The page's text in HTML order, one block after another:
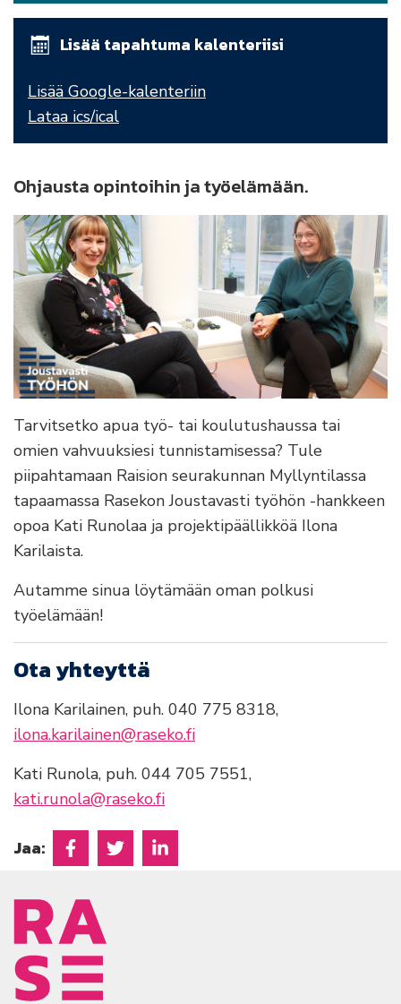
Lisää tapahtuma kalenteriisi
Lisää Google-kalenteriin
Lataa ics/ical
Ohjausta opintoihin ja työelämään.
Tarvitsetko apua työ- tai koulutushaussa tai
omien vahvuuksiesi tunnistamisessa? Tule
piipahtamaan Raision seurakunnan Myllyntilassa
tapaamassa Rasekon Joustavasti työhön -hankkeen
opoa Kati Runolaa ja projektipäällikköä Ilona
Karilaista.
Autamme sinua löytämään oman polkusi
työelämään!
Ota yhteyttä
Ilona Karilainen, puh. 040 775 8318,
ilona.karilainen@raseko.fi
Kati Runola, puh. 044 705 7551,
kati.runola@raseko.fi
Jaa: Jaa Facebookissa
Jaa Twitterissä
Jaa Linkedinissä